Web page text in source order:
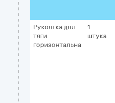
Рукоятка для
тяги
горизонтальна
1
штука